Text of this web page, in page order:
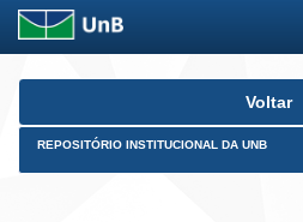
Skip
Voltar
REPOSITÓRIO INSTITUCIONAL DA UNB